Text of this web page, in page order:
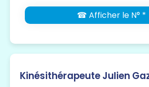
☎ Afficher le N° *
Kinésithérapeute Julien